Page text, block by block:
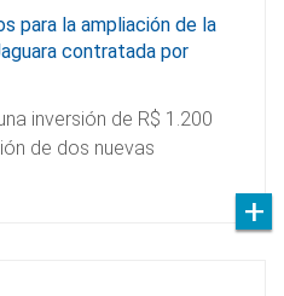
para la ampliación de la
contratada por
inversión de R$ 1.200
de dos nuevas